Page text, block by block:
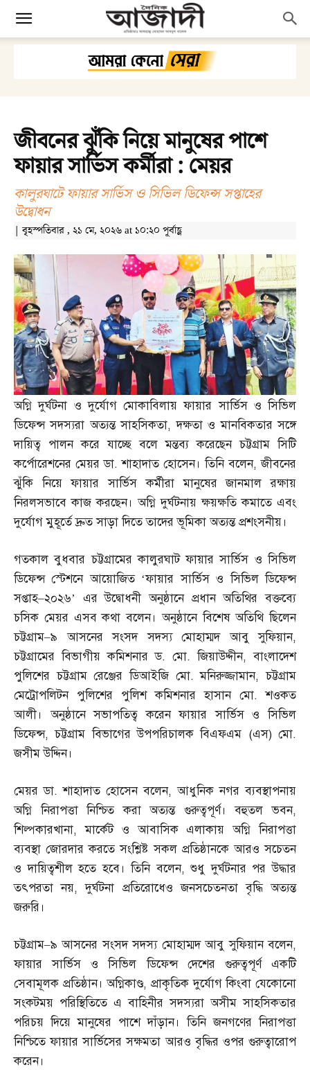
জীবনের ঝুঁকি নিয়ে মানুষের পাশে
ফায়ার সার্ভিস কর্মীরা : মেয়র
কালুরঘাটে ফায়ার সার্ভিস ও সিভিল ডিফেন্স সপ্তাহের
উদ্বোধন
| বৃহস্পতিবার , ২১ মে, ২০২৬ at ১০:২০ পূর্বাহ্ণ
অগ্নি দুর্ঘটনা ও দুর্যোগ মোকাবিলায় ফায়ার সার্ভিস ও সিভিল
ডিফেন্স সদস্যরা অত্যন্ত সাহসিকতা,দক্ষতা ও মানবিকতার সঙ্গে
দায়িত্ব পালন করে যাচ্ছে বলে মন্তব্য করেছেন চট্টগ্রাম সিটি
কর্পোরেশনের মেয়র ডা.শাহাদাত হোসেন। তিনি বলেন,জীবনের
ঝুঁকি নিয়ে ফায়ার সার্ভিস কর্মীরা মানুষের জানমাল রক্ষায়
নিরলসভাবে কাজ করছেন। অগ্নি দুর্ঘটনায় ক্ষয়ক্ষতি কমাতে এবং
দুর্যোগ মুহূর্তে দ্রুত সাড়া দিতে তাদের ভূমিকা অত্যন্ত প্রশংসনীয়।
গতকাল বুধবার চট্টগ্রামের কালুরঘাট ফায়ার সার্ভিস ও সিভিল
ডিফেন্স স্টেশনে আয়োজিত ‘ফায়ার সার্ভিস ও সিভিল ডিফেন্স
সপ্তাহ–২০২৬’ এর উদ্বোধনী অনুষ্ঠানে প্রধান অতিথির বক্তব্যে
চসিক মেয়র এসব কথা বলেন। অনুষ্ঠানে বিশেষ অতিথি ছিলেন
চট্টগ্রাম–৯ আসনের সংসদ সদস্য মোহাম্মদ আবু সুফিয়ান,
চট্টগ্রামের বিভাগীয় কমিশনার ড. মো.জিয়াউদ্দীন,বাংলাদেশ
পুলিশের চট্টগ্রাম রেঞ্জের ডিআইজি মো.মনিরুজ্জামান,চট্টগ্রাম
মেট্রোপলিটন পুলিশের পুলিশ কমিশনার হাসান মো.শওকত
আলী। অনুষ্ঠানে সভাপতিত্ব করেন ফায়ার সার্ভিস ও সিভিল
ডিফেন্স,চট্টগ্রাম বিভাগের উপপরিচালক বিএফএম (এস)মো.
জসীম উদ্দিন।
মেয়র ডা.শাহাদাত হোসেন বলেন,আধুনিক নগর ব্যবস্থাপনায়
অগ্নি নিরাপত্তা নিশ্চিত করা অত্যন্ত গুরুত্বপূর্ণ। বহুতল ভবন,
শিল্পকারখানা,মার্কেট ও আবাসিক এলাকায় অগ্নি নিরাপত্তা
ব্যবস্থা জোরদার করতে সংশ্লিষ্ট সকল প্রতিষ্ঠানকে আরও সচেতন
ও দায়িত্বশীল হতে হবে। তিনি বলেন,শুধু দুর্ঘটনার পর উদ্ধার
তৎপরতা নয়,দুর্ঘটনা প্রতিরোধেও জনসচেতনতা বৃদ্ধি অত্যন্ত
জরুরি।
চট্টগ্রাম–৯ আসনের সংসদ সদস্য মোহাম্মদ আবু সুফিয়ান বলেন,
ফায়ার সার্ভিস ও সিভিল ডিফেন্স দেশের গুরুত্বপূর্ণ একটি
সেবামূলক প্রতিষ্ঠান। অগ্নিকাণ্ড,প্রাকৃতিক দুর্যোগ কিংবা যেকোনো
সংকটময় পরিস্থিতিতে এ বাহিনীর সদস্যরা অসীম সাহসিকতার
পরিচয় দিয়ে মানুষের পাশে দাঁড়ান। তিনি জনগণের নিরাপত্তা
নিশ্চিতে ফায়ার সার্ভিসের সক্ষমতা আরও বৃদ্ধির ওপর গুরুত্বারোপ
করেন।